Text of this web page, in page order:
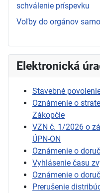
schválenie príspevku
Voľby do orgánov
Elektronická
Stavebné
Oznámenie o
Zákopčie
VZN č. 1/2026 o
ÚPN-ON
Oznámenie o
Vyhlásenie času
Oznámenie o
Prerušenie